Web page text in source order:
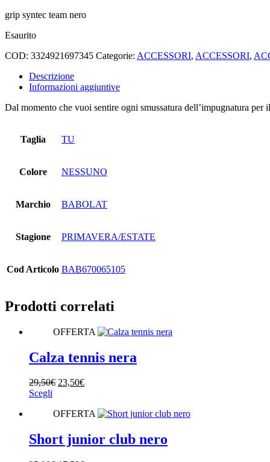
grip syntec team nero
Esaurito
COD: 3324921697345 Categorie: ACCESSORI, ACCESSORI,
Descrizione
Informazioni aggiuntive
Dal momento che vuoi sentire ogni smussatura dell’impugnatura
Taglia TU
Colore NESSUNO
Marchio BABOLAT
Stagione PRIMAVERA/ESTATE
Cod Articolo BAB670065105
Prodotti correlati
OFFERTA
Calza tennis nera
29,50€ Il
era:
23,50€Il
è:
Scegli
ha
varianti.
Le
OFFERTA
Short junior club nero